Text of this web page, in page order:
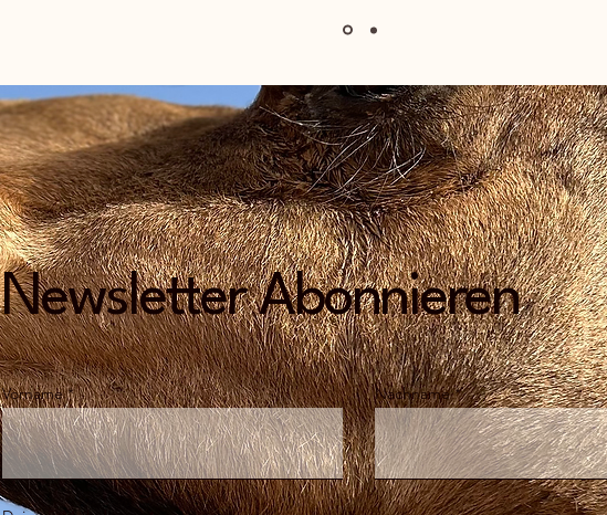
Newsletter Abonnieren
Vorname Nachname